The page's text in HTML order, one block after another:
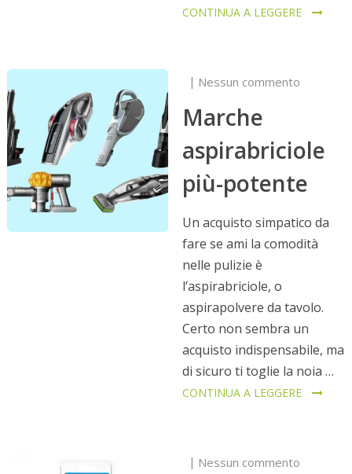
CONTINUA A LEGGERE
Nessun commento
Marche
aspirabriciole
più-potente
Un acquisto simpatico da
fare se ami la comodità
nelle pulizie è
l’aspirabriciole, o
aspirapolvere da tavolo.
Certo non sembra un
acquisto indispensabile, ma
di sicuro ti toglie la noia …
CONTINUA A LEGGERE
Nessun commento